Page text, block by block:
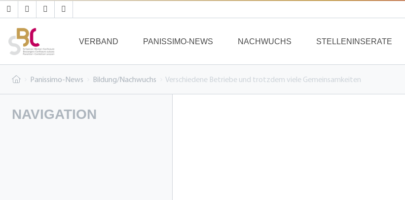
VERBAND PANISSIMO-NEWS NACHWUCHS STELLENINSERATE
Panissimo-News Bildung/Nachwuchs Verschiedene Betriebe und trotzdem viele Gemeinsamkeiten
NAVIGATION